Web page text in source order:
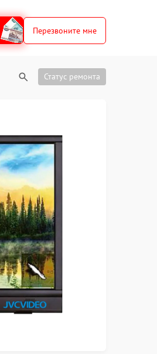
Перезвоните мне
Статус ремонта